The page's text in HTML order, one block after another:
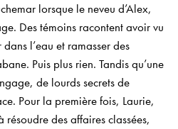
lorsque le neveu d’Alex,
Des témoins racontent avoir vu
l’eau et ramasser des
Puis plus rien. Tandis qu’une
de lourds secrets de
Pour la première fois, Laurie,
des affaires classées,